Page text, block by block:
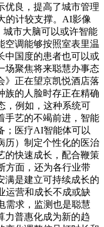
优良，提高了城市管理
的计较支撑。AI影像
城市大脑可以或许智能
空调能够按照室表里温
中国度的患者也可以或
场聚焦将来聪慧办事态
》正在望京凯悦酒店落
族的人脸时存正在精确
，例如，这种系统可
手艺的不竭前进，智能
；医疗AI智能体可以
历）制定个性化的医治
的快速成长，配合鞭策
方面，还为各行业带
满是建立可持续成长的
运营和成长不成或缺
需求，监测也是聪慧
力普惠化成为新的趋